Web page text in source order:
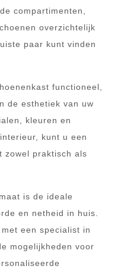
compartimenten,
overzichtelijk
paar kunt vinden
functioneel,
de esthetiek van uw
kleuren en
kunt u een
zowel praktisch als
is de ideale
en netheid in huis.
een specialist in
mogelijkheden voor